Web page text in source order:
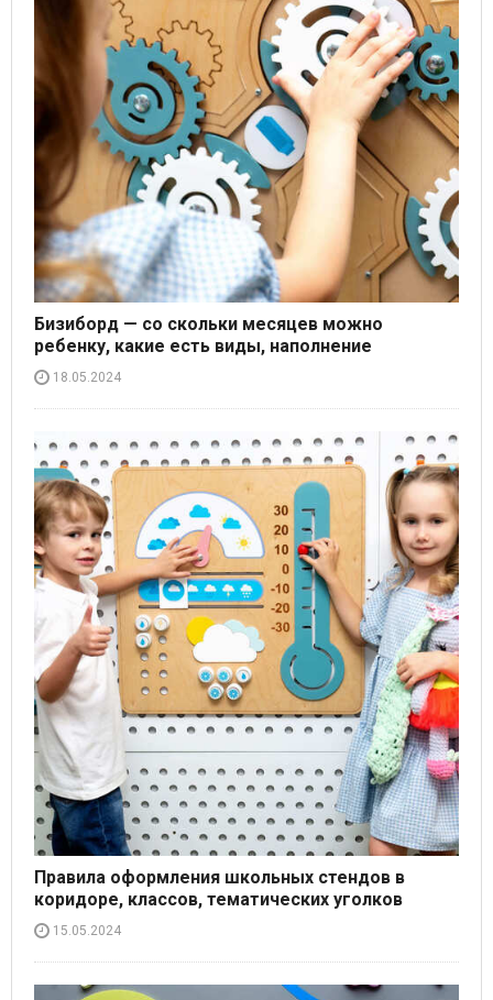
Бизиборд — со скольки месяцев можно
ребенку, какие есть виды, наполнение
18.05.2024
Правила оформления школьных стендов в
коридоре, классов, тематических уголков
15.05.2024